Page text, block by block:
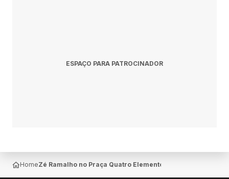
ESPAÇO PARA PATROCINADOR
HomeZé Ramalho no Praça Quatro Elementos — Nova Lima